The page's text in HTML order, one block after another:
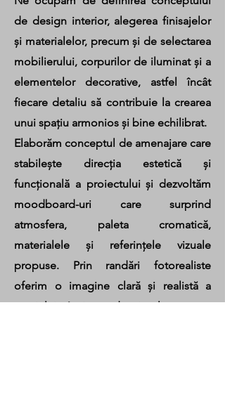
de design interior, alegerea finisajelor
și materialelor, precum și de selectarea
mobilierului, corpurilor de iluminat și a
elementelor decorative, astfel încât
fiecare detaliu să contribuie la crearea
unui spațiu armonios și bine echilibrat.
Elaborăm conceptul de amenajare care
stabilește direcția estetică și
funcțională a proiectului și dezvoltăm
moodboard-uri care surprind
atmosfera, paleta cromatică,
materialele și referințele vizuale
propuse. Prin randări fotorealiste
oferim o imagine clară și realistă a
spațiului înainte de implementare,